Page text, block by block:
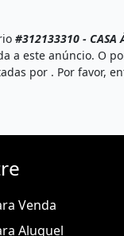
#312133310 - CASA
a este anúncio. O
por . Por favor,
Venda
Aluguel